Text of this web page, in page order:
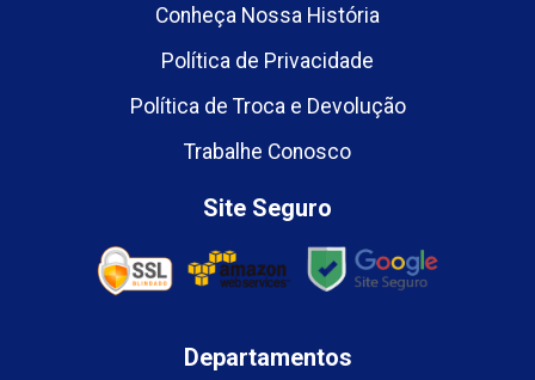
Conheça Nossa História
Política de Privacidade
Política de Troca e Devolução
Trabalhe Conosco
Site Seguro
Departamentos